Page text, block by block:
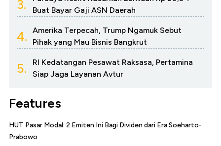
3.
Buat Bayar Gaji ASN Daerah
4.
Amerika Terpecah, Trump Ngamuk Sebut
Pihak yang Mau Bisnis Bangkrut
5.
RI Kedatangan Pesawat Raksasa, Pertamina
Siap Jaga Layanan Avtur
Features
HUT Pasar Modal: 2 Emiten Ini Bagi Dividen dari Era Soeharto-
Prabowo